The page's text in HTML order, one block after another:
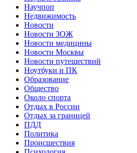
Научпоп
Недвижимость
Новости
Новости ЗОЖ
Новости медицины
Новости Москвы
Новости путешествий
Ноутбуки и ПК
Образование
Общество
Около спорта
Отдых в России
Отдых за границей
ПДД
Политика
Происшествия